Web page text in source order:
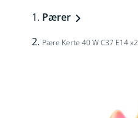
Pærer
Pære Kerte 40 W C37 E14 x2